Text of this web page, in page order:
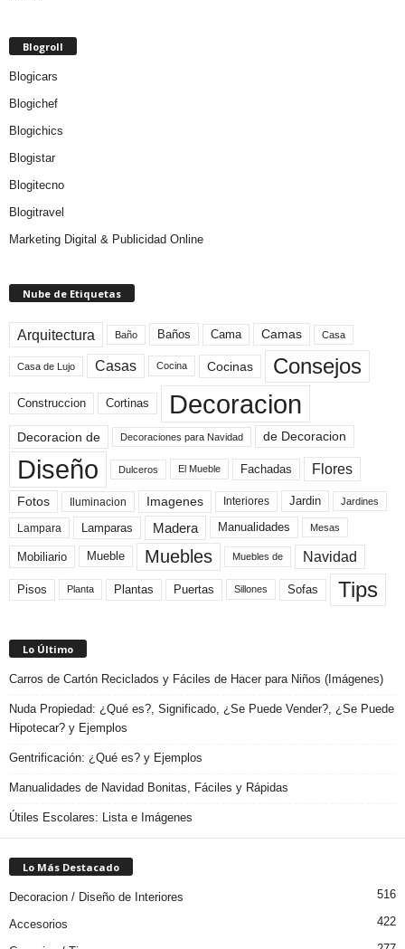
Blogroll
Blogicars
Blogichef
Blogichics
Blogistar
Blogitecno
Blogitravel
Marketing Digital & Publicidad Online
Nube de Etiquetas
Arquitectura Baño Baños Cama Camas Casa
Casa de Lujo Casas Cocina Cocinas Consejos
Construccion Cortinas Decoracion
Decoracion de Decoraciones para Navidad de Decoracion
Diseño Dulceros El Mueble Fachadas Flores
Fotos Iluminacion Imagenes Interiores Jardin Jardines
Lampara Lamparas Madera Manualidades Mesas
Mobiliario Mueble Muebles Muebles de Navidad
Pisos Planta Plantas Puertas Sillones Sofas Tips
Lo Último
Carros de Cartón Reciclados y Fáciles de Hacer para Niños (Imágenes)
Nuda Propiedad: ¿Qué es?, Significado, ¿Se Puede Vender?, ¿Se Puede
Hipotecar? y Ejemplos
Gentrificación: ¿Qué es? y Ejemplos
Manualidades de Navidad Bonitas, Fáciles y Rápidas
Útiles Escolares: Lista e Imágenes
Lo Más Destacado
Decoracion / Diseño de Interiores 516
Accesorios 422